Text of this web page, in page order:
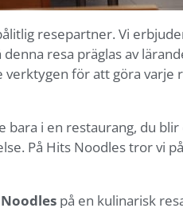
resepartner. Vi
resa präglas av
verktygen för att göra varje
bara i en restaurang, du
På Hits Noodles tror vi
på en kulinarisk